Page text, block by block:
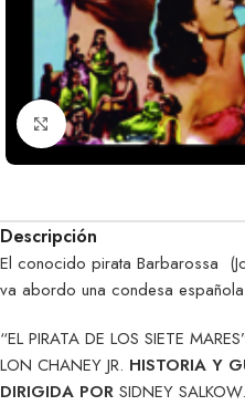
Clic para ampliar
Descripción
El conocido pirata Barbarossa
va abordo una condesa
“EL PIRATA DE LOS SIETE
LON CHANEY JR. HISTORIA Y
DIRIGIDA POR SIDNEY SALKOW.